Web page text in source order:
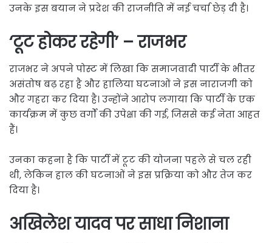
उनके इस बयान ने प्रदेश की राजनीति में नई चर्चा छेड़ दी है।
‘टूट होकर रहेगी’ – राजभर
राजभर ने अपने पोस्ट में लिखा कि समाजवादी पार्टी के भीतर
असंतोष बढ़ रहा है और हालिया घटनाओं ने इस नाराजगी को
और गहरा कर दिया है। उन्होंने आरोप लगाया कि पार्टी के एक
कार्यक्रम में कुछ वर्गों की उपेक्षा की गई, जिससे कई नेता आहत
हैं।
उनका कहना है कि पार्टी में टूट की योजना पहले से चल रही
थी, लेकिन हाल की घटनाओं ने इस प्रक्रिया को और तेज कर
दिया है।
अखिलेश यादव पर साधा निशाना